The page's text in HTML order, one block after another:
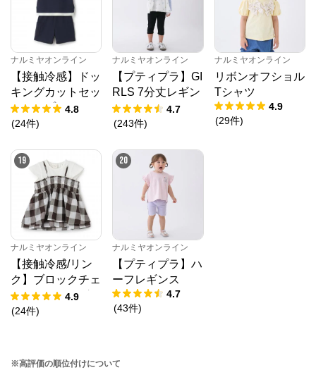
ナルミヤオンライン
【接触冷感】ドッ
キングカットセッ
トアップ
4.8
(24件)
ナルミヤオンライン
【プティプラ】GI
RLS 7分丈レギン
ス
4.7
(243件)
ナルミヤオンライン
リボンオフショル
Tシャツ
4.9
(29件)
19
ナルミヤオンライン
【接触冷感/リン
ク】ブロックチェ
ックドッキングT
シャツ
4.9
(24件)
20
ナルミヤオンライン
【プティプラ】ハ
ーフレギンス
4.7
(43件)
※高評価の順位付けについて